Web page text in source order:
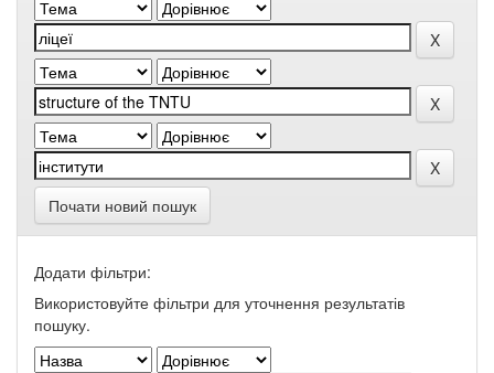
Почати новий пошук
Додати фільтри:
Використовуйте фільтри для уточнення результатів
пошуку.